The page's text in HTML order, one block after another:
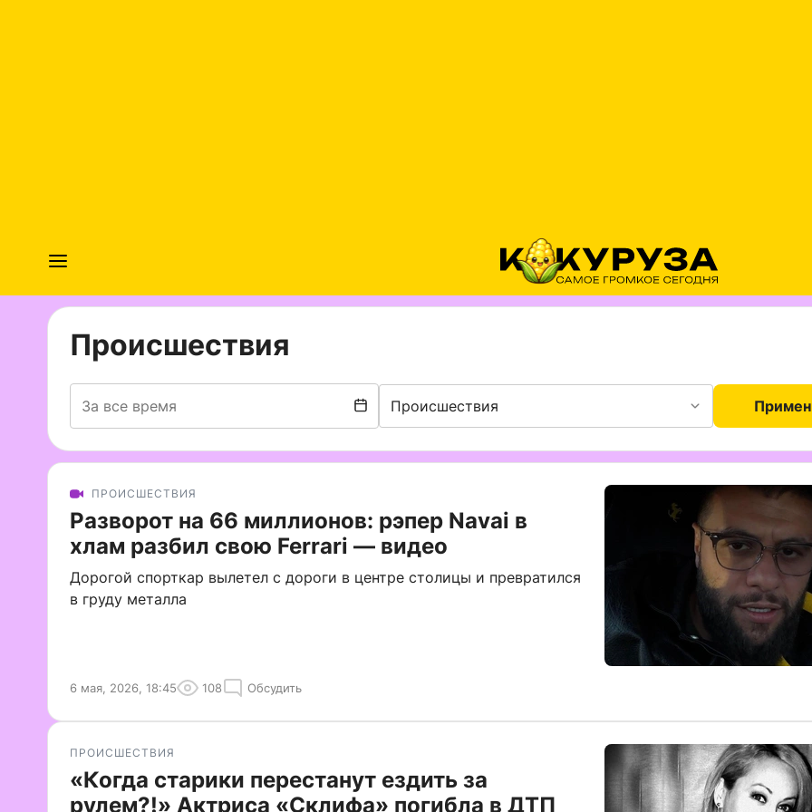
Происшествия
Происшествия
ПРОИСШЕСТВИЯ
Разворот на 66 миллионов: рэпер Navai в
хлам разбил свою Ferrari — видео
Дорогой спорткар вылетел с дороги в центре столицы и превратился
в груду металла
6 мая, 2026, 18:45 108 Обсудить
ПРОИСШЕСТВИЯ
«Когда старики перестанут ездить за
рулем?!» Актриса «Склифа» погибла в ДТП